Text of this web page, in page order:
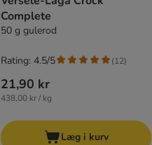
Complete
50 g gulerod
21,90 kr
438,00 kr / kg
Rating: 4.5/5 (12)
Læg i kurv